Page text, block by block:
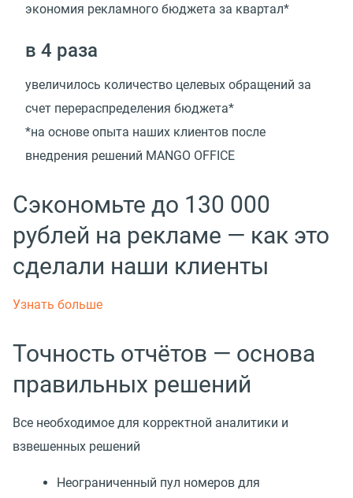
экономия рекламного бюджета за квартал*
в 4 раза
увеличилось количество целевых обращений за
счет перераспределения бюджета*
*на основе опыта наших клиентов после
внедрения решений MANGO OFFICE
Сэкономьте до 130 000
рублей на рекламе — как это
сделали наши клиенты
Узнать больше
Точность отчётов — основа
правильных решений
Все необходимое для корректной аналитики и
взвешенных решений
Неограниченный пул номеров для